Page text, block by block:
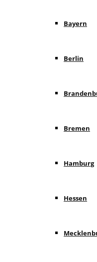
Bayern
Berlin
Bremen
Hamburg
Hessen